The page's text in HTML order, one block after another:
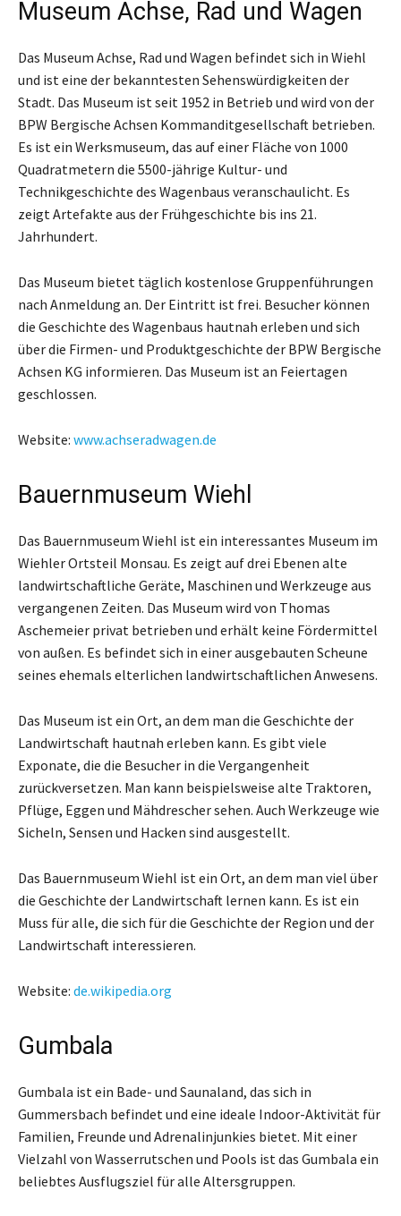
Museum Achse, Rad und Wagen
Das Museum Achse, Rad und Wagen befindet sich in Wiehl
und ist eine der bekanntesten Sehenswürdigkeiten der
Stadt. Das Museum ist seit 1952 in Betrieb und wird von der
BPW Bergische Achsen Kommanditgesellschaft betrieben.
Es ist ein Werksmuseum, das auf einer Fläche von 1000
Quadratmetern die 5500-jährige Kultur- und
Technikgeschichte des Wagenbaus veranschaulicht. Es
zeigt Artefakte aus der Frühgeschichte bis ins 21.
Jahrhundert.
Das Museum bietet täglich kostenlose Gruppenführungen
nach Anmeldung an. Der Eintritt ist frei. Besucher können
die Geschichte des Wagenbaus hautnah erleben und sich
über die Firmen- und Produktgeschichte der BPW Bergische
Achsen KG informieren. Das Museum ist an Feiertagen
geschlossen.
Website: www.achseradwagen.de
Bauernmuseum Wiehl
Das Bauernmuseum Wiehl ist ein interessantes Museum im
Wiehler Ortsteil Monsau. Es zeigt auf drei Ebenen alte
landwirtschaftliche Geräte, Maschinen und Werkzeuge aus
vergangenen Zeiten. Das Museum wird von Thomas
Aschemeier privat betrieben und erhält keine Fördermittel
von außen. Es befindet sich in einer ausgebauten Scheune
seines ehemals elterlichen landwirtschaftlichen Anwesens.
Das Museum ist ein Ort, an dem man die Geschichte der
Landwirtschaft hautnah erleben kann. Es gibt viele
Exponate, die die Besucher in die Vergangenheit
zurückversetzen. Man kann beispielsweise alte Traktoren,
Pflüge, Eggen und Mähdrescher sehen. Auch Werkzeuge wie
Sicheln, Sensen und Hacken sind ausgestellt.
Das Bauernmuseum Wiehl ist ein Ort, an dem man viel über
die Geschichte der Landwirtschaft lernen kann. Es ist ein
Muss für alle, die sich für die Geschichte der Region und der
Landwirtschaft interessieren.
Website: de.wikipedia.org
Gumbala
Gumbala ist ein Bade- und Saunaland, das sich in
Gummersbach befindet und eine ideale Indoor-Aktivität für
Familien, Freunde und Adrenalinjunkies bietet. Mit einer
Vielzahl von Wasserrutschen und Pools ist das Gumbala ein
beliebtes Ausflugsziel für alle Altersgruppen.